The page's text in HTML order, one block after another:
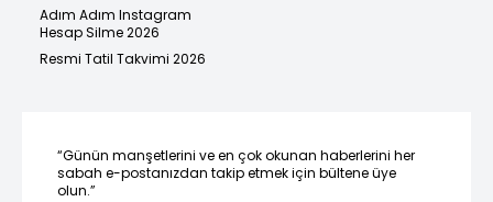
Adım Adım Instagram
Hesap Silme 2026
Resmi Tatil Takvimi 2026
“Günün manşetlerini ve en çok okunan haberlerini her
sabah e-postanızdan takip etmek için bültene üye
olun.”